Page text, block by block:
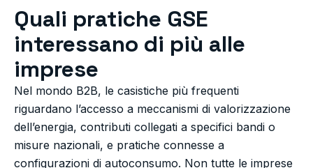
Quali pratiche GSE
interessano di più alle
imprese
Nel mondo B2B, le casistiche più frequenti
riguardano l’accesso a meccanismi di valorizzazione
dell’energia, contributi collegati a specifici bandi o
misure nazionali, e pratiche connesse a
configurazioni di autoconsumo. Non tutte le imprese